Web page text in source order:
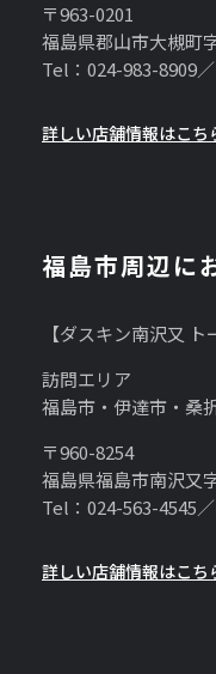
〒963-0201
福島県郡山市大槻町
Tel：024-983-8909
詳しい店舗情報はこち
福島市周辺に
【ダスキン南沢又 ト
訪問エリア
福島市・伊達市・桑
〒960-8254
福島県福島市南沢又
Tel：024-563-4545
詳しい店舗情報はこち